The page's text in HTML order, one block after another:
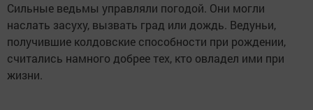
Сильные ведьмы управляли погодой. Они могли
наслать засуху, вызвать град или дождь. Ведуньи,
получившие колдовские способности при рождении,
считались намного добрее тех, кто овладел ими при
жизни.